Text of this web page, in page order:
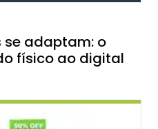
se adaptam: o
físico ao digital